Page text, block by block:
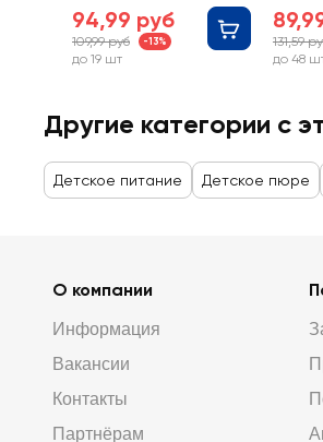
крупой, с 6
месяцев
94,99 руб
109,99 руб -13%
до 19 шт
131,59
до 48
Другие категории с
Детское питание Детское пюре
О компании
Информация
Вакансии
Контакты
Партнёрам